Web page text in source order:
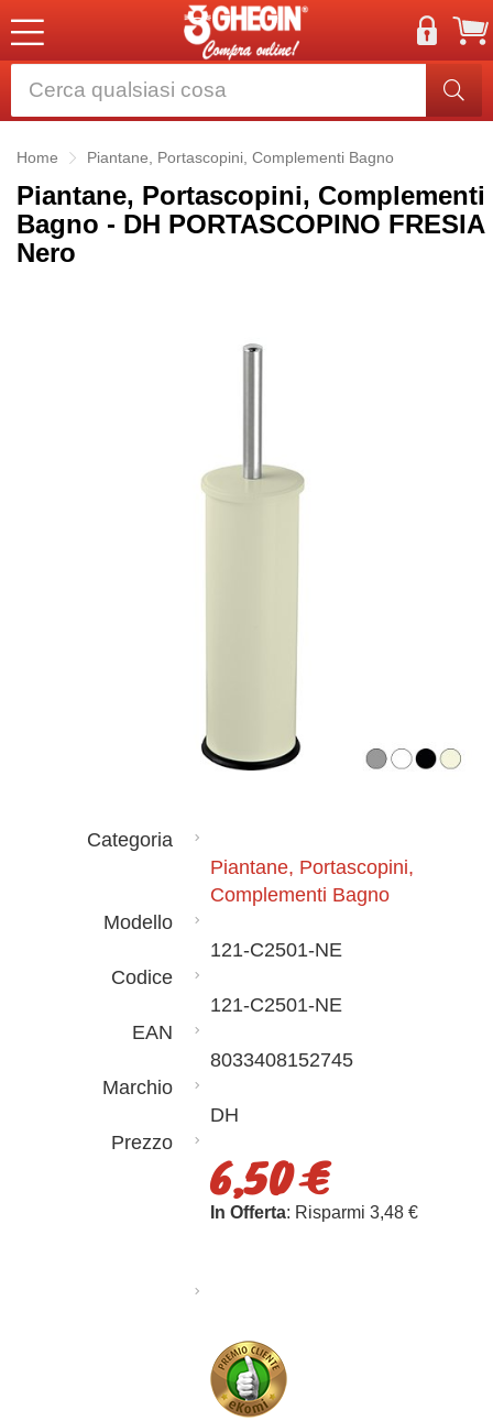
Home Piantane, Portascopini, Complementi Bagno
Piantane, Portascopini, Complementi
Bagno - DH PORTASCOPINO FRESIA
Nero
Categoria
Piantane, Portascopini,
Complementi Bagno
Modello
121-C2501-NE
Codice
121-C2501-NE
EAN
8033408152745
Marchio
DH
Prezzo
6,50 €
In Offerta: Risparmi 3,48 €